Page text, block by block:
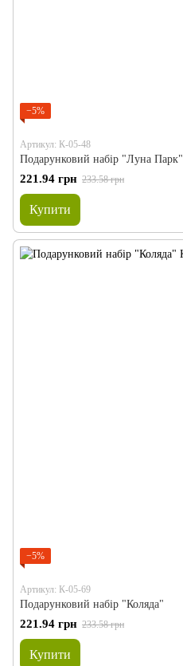
−5%
Артикул: К-05-48
Подарунковий набір "Луна Парк"
221.94 грн 233.58 грн
Купити
−5%
Артикул: К-05-69
Подарунковий набір "Коляда"
221.94 грн 233.58 грн
Купити